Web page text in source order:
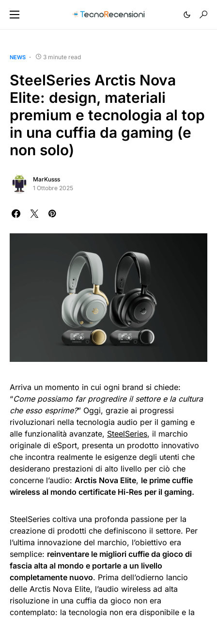
NEWS 3 minute read
SteelSeries Arctis Nova
Elite: design, materiali
premium e tecnologia al top
in una cuffia da gaming (e
non solo)
MarKusss
1 Ottobre 2025
Arriva un momento in cui ogni brand si chiede:
“Come possiamo far progredire il settore e la cultura
che esso esprime?” Oggi, grazie ai progressi
rivoluzionari nella tecnologia audio per il gaming e
alle funzionalità avanzate, SteelSeries, il marchio
originale di eSport, presenta un prodotto innovativo
che incontra realmente le esigenze degli utenti che
desiderano prestazioni di alto livello per ciò che
concerne l’audio: Arctis Nova Elite, le prime cuffie
wireless al mondo certificate Hi-Res per il gaming.
SteelSeries coltiva una profonda passione per la
creazione di prodotti che definiscono il settore. Per
l’ultima innovazione del marchio, l’obiettivo era
semplice: reinventare le migliori cuffie da gioco di
fascia alta al mondo e portarle a un livello
completamente nuovo. Prima dell’odierno lancio
delle Arctis Nova Elite, l’audio wireless ad alta
risoluzione in una cuffia da gioco non era
contemplato: la tecnologia non era disponibile e la